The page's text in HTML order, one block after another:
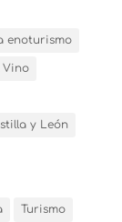
enoturismo
Vino
y León
Turismo